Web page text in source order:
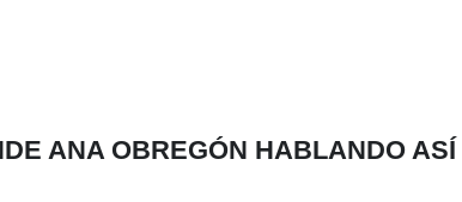
ANA OBREGÓN HABLANDO ASÍ